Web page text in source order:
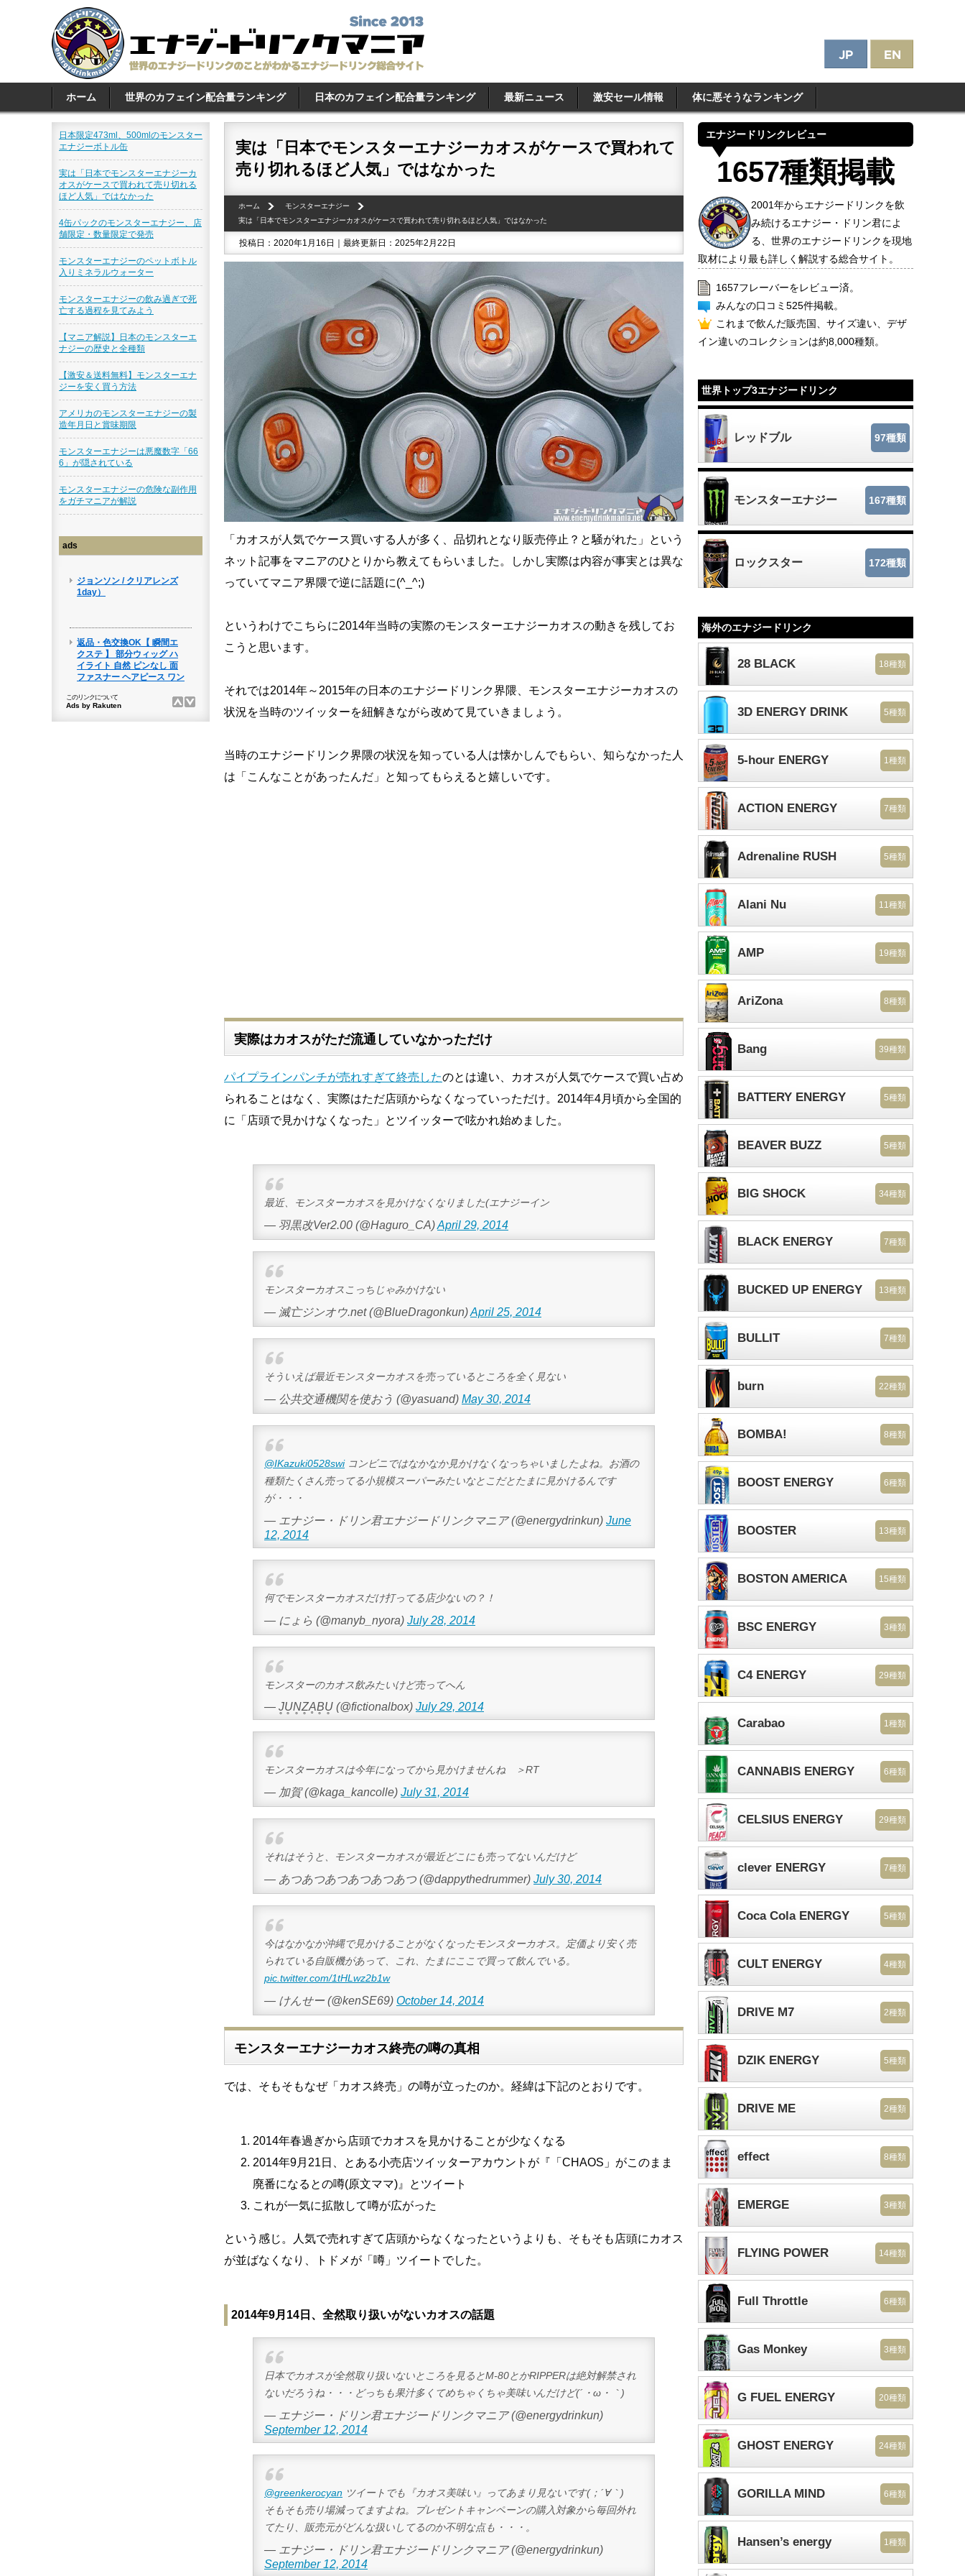
ホーム 世界のカフェイン配合量ランキング 日本のカフェイン配合量ランキング 最新ニュース 激安セール情報 体に悪そうなランキング
実は「日本でモンスターエナジーカオスがケースで買われて
売り切れるほど人気」ではなかった
ホーム
モンスターエナジー
実は「日本でモンスターエナジーカオスがケースで買われて売り切れるほど人気」ではなかった
投稿日：2020年1月16日｜最終更新日：2025年2月22日
「カオスが人気でケース買いする人が多く、品切れとなり販売停止？と騒がれた」という
ネット記事をマニアのひとりから教えてもらいました。しかし実際は内容が事実とは異な
っていてマニア界隈で逆に話題に(^_^;)
というわけでこちらに2014年当時の実際のモンスターエナジーカオスの動きを残してお
こうと思います。
それでは2014年～2015年の日本のエナジードリンク界隈、モンスターエナジーカオスの
状況を当時のツイッターを紐解きながら改めて見ていきましょう。
当時のエナジードリンク界隈の状況を知っている人は懐かしんでもらい、知らなかった人
は「こんなことがあったんだ」と知ってもらえると嬉しいです。
実際はカオスがただ流通していなかっただけ
パイプラインパンチが売れすぎて終売したのとは違い、カオスが人気でケースで買い占め
られることはなく、実際はただ店頭からなくなっていっただけ。2014年4月頃から全国的
に「店頭で見かけなくなった」とツイッターで呟かれ始めました。
最近、モンスターカオスを見かけなくなりました(エナジーイン
— 羽黒改Ver2.00 (@Haguro_CA)April 29, 2014
モンスターカオスこっちじゃみかけない
— 滅亡ジンオウ.net (@BlueDragonkun)April 25, 2014
そういえば最近モンスターカオスを売っているところを全く見ない
— 公共交通機関を使おう (@yasuand) May 30, 2014
@IKazuki0528swiコンビニではなかなか見かけなくなっちゃいましたよね。お酒の
種類たくさん売ってる小規模スーパーみたいなとこだとたまに見かけるんです
が・・・
— エナジー・ドリン君エナジードリンクマニア (@energydrinkun) June
12, 2014
何でモンスターカオスだけ打ってる店少ないの？！
— にょら (@manyb_nyora) July 28, 2014
モンスターのカオス飲みたいけど売ってへん
— J̥U̥N̥Z̥ḀB̥U̥ (@fictionalbox) July 29, 2014
モンスターカオスは今年になってから見かけませんね ＞RT
— 加賀 (@kaga_kancolle) July 31, 2014
それはそうと、モンスターカオスが最近どこにも売ってないんだけど
— あつあつあつあつあつあつ (@dappythedrummer) July 30, 2014
今はなかなか沖縄で見かけることがなくなったモンスターカオス。定価より安く売
られている自販機があって、これ、たまにここで買って飲んでいる。
pic.twitter.com/1tHLwz2b1w
— けんせー (@kenSE69) October 14, 2014
モンスターエナジーカオス終売の噂の真相
では、そもそもなぜ「カオス終売」の噂が立ったのか。経緯は下記のとおりです。
2014年春過ぎから店頭でカオスを見かけることが少なくなる
2014年9月21日、とある小売店ツイッターアカウントが『「CHAOS」がこのまま
廃番になるとの噂(原文ママ)』とツイート
これが一気に拡散して噂が広がった
という感じ。人気で売れすぎて店頭からなくなったというよりも、そもそも店頭にカオス
が並ばなくなり、トドメが「噂」ツイートでした。
2014年9月14日、全然取り扱いがないカオスの話題
日本でカオスが全然取り扱いないところを見るとM-80とかRIPPERは絶対解禁され
ないだろうね・・・どっちも果汁多くてめちゃくちゃ美味いんだけど(´・ω・｀)
— エナジー・ドリン君エナジードリンクマニア (@energydrinkun)
September 12, 2014
@greenkerocyan ツイートでも『カオス美味い』ってあまり見ないです(；´∀｀)
そもそも売り場減ってますよね。プレゼントキャンペーンの購入対象から毎回外れ
てたり、販売元がどんな扱いしてるのか不明な点も・・・。
— エナジー・ドリン君エナジードリンクマニア (@energydrinkun)
September 12, 2014
日本限定473ml、500mlのモンスター
エナジーボトル缶
実は「日本でモンスターエナジーカ
オスがケースで買われて売り切れる
ほど人気」ではなかった
4缶パックのモンスターエナジー、店
舗限定・数量限定で発売
モンスターエナジーのペットボトル
入りミネラルウォーター
モンスターエナジーの飲み過ぎで死
亡する過程を見てみよう
【マニア解説】日本のモンスターエ
ナジーの歴史と全種類
【激安＆送料無料】モンスターエナ
ジーを安く買う方法
アメリカのモンスターエナジーの製
造年月日と賞味期限
モンスターエナジーは悪魔数字「66
6」が隠されている
モンスターエナジーの危険な副作用
をガチマニアが解説
ads
エナジードリンクレビュー
1657種類掲載
2001年からエナジードリンクを飲
み続けるエナジー・ドリン君によ
る、世界のエナジードリンクを現地
取材により最も詳しく解説する総合サイト。
1657フレーバーをレビュー済。
みんなの口コミ525件掲載。
これまで飲んだ販売国、サイズ違い、デザ
イン違いのコレクションは約8,000種類。
世界トップ3エナジードリンク
レッドブル 97種類
モンスターエナジー 167種類
ロックスター 172種類
海外のエナジードリンク
28 BLACK 18種類
3D ENERGY DRINK 5種類
5-hour ENERGY 1種類
ACTION ENERGY 7種類
Adrenaline RUSH 5種類
Alani Nu 11種類
AMP 19種類
AriZona 8種類
Bang 39種類
BATTERY ENERGY 5種類
BEAVER BUZZ 5種類
BIG SHOCK 34種類
BLACK ENERGY 7種類
BUCKED UP ENERGY 13種類
BULLIT 7種類
burn 22種類
BOMBA! 8種類
BOOST ENERGY 6種類
BOOSTER 13種類
BOSTON AMERICA 15種類
BSC ENERGY 3種類
C4 ENERGY 29種類
Carabao 1種類
CANNABIS ENERGY 6種類
CELSIUS ENERGY 29種類
clever ENERGY 7種類
Coca Cola ENERGY 5種類
CULT ENERGY 4種類
DRIVE M7 2種類
DZIK ENERGY 5種類
DRIVE ME 2種類
effect 8種類
EMERGE 3種類
FLYING POWER 14種類
Full Throttle 6種類
Gas Monkey 3種類
G FUEL ENERGY 20種類
GHOST ENERGY 24種類
GORILLA MIND 6種類
Hansen’s energy 1種類